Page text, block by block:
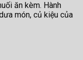
ăn kèm. Hành
món, củ kiệu của